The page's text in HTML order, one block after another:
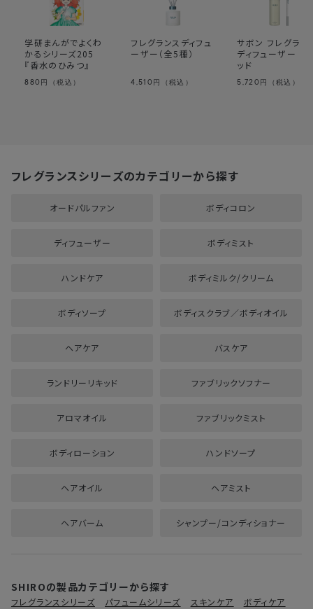
たが、容器と蓋の間をゴム製パッキンにて塞ぐことで、隙間から
漏れないよう改善しております。また、スティックを伝って漏れて
しまうケースも一部ございましたが、蓋を改良し、液がつたうこ
とのないよう仕様変更しております。
しかしながら、今回の製品においてゴム製パッキンを外した後、
きちんと嵌めこまれていない場合、密着性が弱く、液漏れ防止の
・現在販売しているフレグランスディフューザーとの違いは何で
→現在販売しておりますフレグランスディフューザー（本体）は、
り、ディフューザーとしてお使いいただくだけでなく、その他のご
やすい仕様になっております。継続的にディフューザーをご愛用
学研まんがでよくわ
かるシリーズ205
『香水のひみつ』
880 円（税込）
フレグランスディフュ
ーザー（全5種）
4,510 円（税込）
サボン フレグラン
ディフューザー リ
ッド
5,720 円（税込）
フレグランスシリーズのカテゴリーから探す
オードパルファン ボディコロン
ディフューザー ボディミスト
ハンドケア ボディミルク/クリーム
ボディソープ ボディスクラブ／ボディオイル
ヘアケア バスケア
ランドリーリキッド ファブリックソフナー
アロマオイル ファブリックミスト
ボディローション ハンドソープ
ヘアオイル ヘアミスト
ヘアバーム シャンプー/コンディショナー
SHIROの製品カテゴリーから探す
フレグランスシリーズ パフュームシリーズ スキンケア
ボディケア